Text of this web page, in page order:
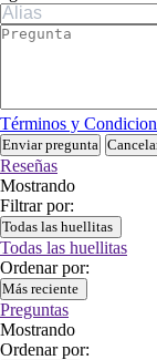
Términos y
Enviar pregunta
Reseñas
Mostrando
Filtrar por:
Todas las huellitas
Todas las huellitas
Ordenar por:
Más reciente
Preguntas
Mostrando
Ordenar por: